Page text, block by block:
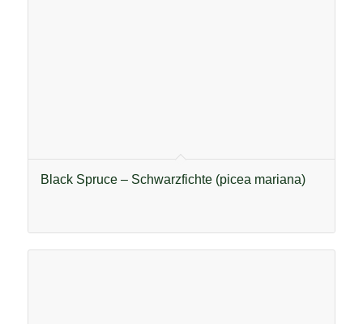
Black Spruce – Schwarzfichte (picea mariana)